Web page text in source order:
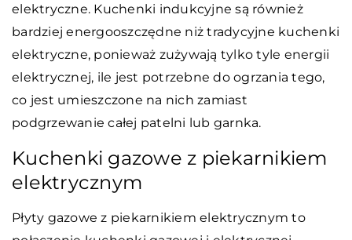
elektryczne. Kuchenki indukcyjne są również
bardziej energooszczędne niż tradycyjne kuchenki
elektryczne, ponieważ zużywają tylko tyle energii
elektrycznej, ile jest potrzebne do ogrzania tego,
co jest umieszczone na nich zamiast
podgrzewanie całej patelni lub garnka.
Kuchenki gazowe z piekarnikiem
elektrycznym
Płyty gazowe z piekarnikiem elektrycznym to